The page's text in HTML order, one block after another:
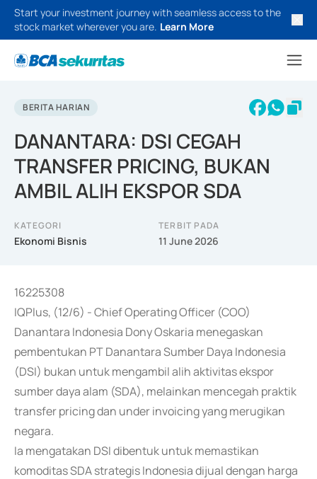
Start your investment journey with seamless access to the
stock market wherever you are. Learn More
BERITA HARIAN
DANANTARA: DSI CEGAH
TRANSFER PRICING, BUKAN
AMBIL ALIH EKSPOR SDA
KATEGORI
Ekonomi Bisnis
TERBIT PADA
11 June 2026
16225308
IQPlus, (12/6) - Chief Operating Officer (COO)
Danantara Indonesia Dony Oskaria menegaskan
pembentukan PT Danantara Sumber Daya Indonesia
(DSI) bukan untuk mengambil alih aktivitas ekspor
sumber daya alam (SDA), melainkan mencegah praktik
transfer pricing dan under invoicing yang merugikan
negara.
Ia mengatakan DSI dibentuk untuk memastikan
komoditas SDA strategis Indonesia dijual dengan harga